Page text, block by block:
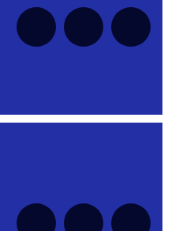
pour cette série pour